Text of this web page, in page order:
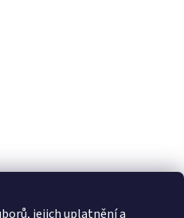
jejich uplatnění a